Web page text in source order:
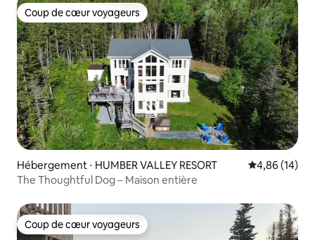
Coup de cœur voyageurs
Coup de cœur voyageurs
Hébergement ⋅ HUMBER VALLEY RESORT Évaluation
4,86 (14)
The Thoughtful Dog – Maison entière
Coup de cœur voyageurs
Coup de cœur voyageurs